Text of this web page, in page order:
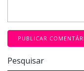
Pesquisar